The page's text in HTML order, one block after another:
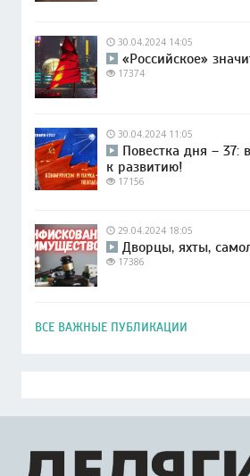
30.04.2024 14:05
«Российское»
17374
30.04.2024 11:05
Повестка дня – 37:
к развитию!
17156
29.04.2024 18:05
Дворцы, яхты,
17386
ВСЕ ВАЖНЫЕ ПУБЛИКАЦИИ